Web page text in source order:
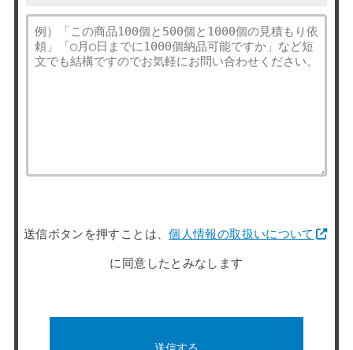
送信ボタンを押すことは、個人情報の取扱いについて
に同意したとみなします